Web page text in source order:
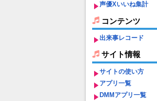
声優Xいいね集計
コンテンツ
出来事レコード
サイト情報
サイトの使い方
アプリ一覧
DMMアプリ一覧